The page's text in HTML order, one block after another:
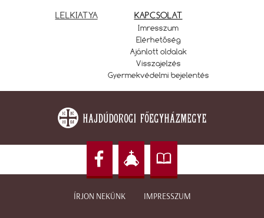
LELKIATYA KAPCSOLAT
Imresszum
Elérhetőség
Ajánlott oldalak
Visszajelzés
Gyermekvédelmi bejelentés
ÍRJON NEKÜNK IMPRESSZUM